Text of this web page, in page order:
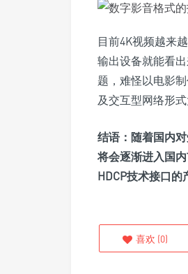
目前4K视频越来
输出设备就能看
题，难怪以电影
及交互型网络形
结语： 随着国内
将会逐渐进入国
HDCP技术接口的
喜欢 (0)